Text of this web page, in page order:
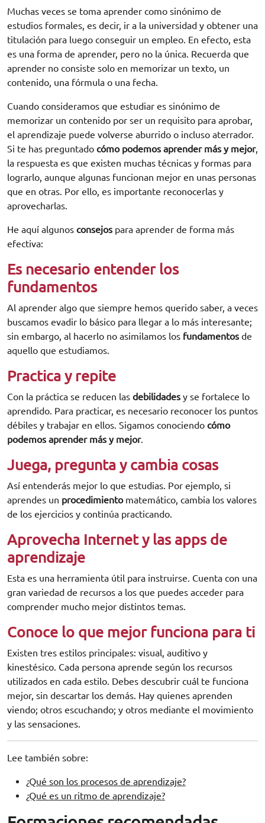
Muchas veces se toma aprender como sinónimo de
estudios formales, es decir, ir a la universidad y obtener una
titulación para luego conseguir un empleo. En efecto, esta
es una forma de aprender, pero no la única. Recuerda que
aprender no consiste solo en memorizar un texto, un
contenido, una fórmula o una fecha.
Cuando consideramos que estudiar es sinónimo de
memorizar un contenido por ser un requisito para aprobar,
el aprendizaje puede volverse aburrido o incluso aterrador.
Si te has preguntado cómo podemos aprender más y mejor,
la respuesta es que existen muchas técnicas y formas para
lograrlo, aunque algunas funcionan mejor en unas personas
que en otras. Por ello, es importante reconocerlas y
aprovecharlas.
He aquí algunos consejos para aprender de forma más
efectiva:
Es necesario entender los
fundamentos
Al aprender algo que siempre hemos querido saber, a veces
buscamos evadir lo básico para llegar a lo más interesante;
sin embargo, al hacerlo no asimilamos los fundamentos de
aquello que estudiamos.
Practica y repite
Con la práctica se reducen las debilidades y se fortalece lo
aprendido. Para practicar, es necesario reconocer los puntos
débiles y trabajar en ellos. Sigamos conociendo cómo
podemos aprender más y mejor.
Juega, pregunta y cambia cosas
Así entenderás mejor lo que estudias. Por ejemplo, si
aprendes un procedimientomatemático, cambia los valores
de los ejercicios y continúa practicando.
Aprovecha Internet y las apps de
aprendizaje
Esta es una herramienta útil para instruirse. Cuenta con una
gran variedad de recursos a los que puedes acceder para
comprender mucho mejor distintos temas.
Conoce lo que mejor funciona para ti
Existen tres estilos principales: visual, auditivo y
kinestésico. Cada persona aprende según los recursos
utilizados en cada estilo. Debes descubrir cuál te funciona
mejor, sin descartar los demás. Hay quienes aprenden
viendo; otros escuchando; y otros mediante el movimiento
y las sensaciones.
Lee también sobre:
¿Qué son los procesos de aprendizaje?
¿Qué es un ritmo de aprendizaje?